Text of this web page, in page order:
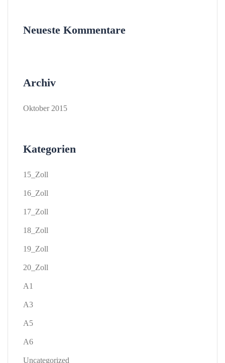
Neueste Kommentare
Archiv
Oktober 2015
Kategorien
15_Zoll
16_Zoll
17_Zoll
18_Zoll
19_Zoll
20_Zoll
A1
A3
A5
A6
Uncategorized